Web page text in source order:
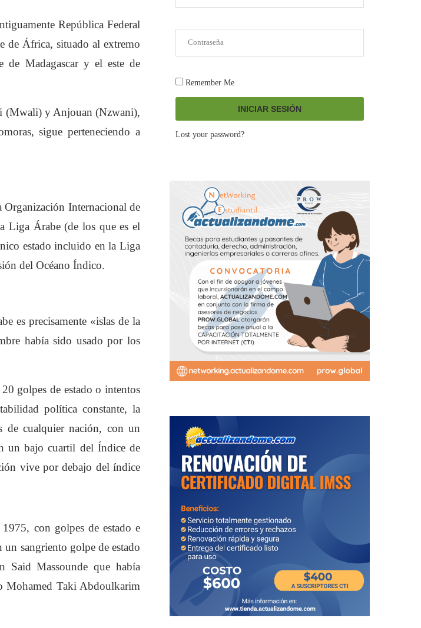
República Federal
de África, situado al extremo
de Madagascar y el este de
(Mwali) y Anjouan (Nzwani),
sigue perteneciendo a
Internacional de
Liga Árabe (de los que es el
estado incluido en la Liga
del Océano Índico.
es precisamente «islas de la
había sido usado por los
golpes de estado o intentos
política constante, la
de cualquier nación, con un
un bajo cuartil del Índice de
vive por debajo del índice
con golpes de estado e
sangriento golpe de estado
Said Massounde que había
Mohamed Taki Abdoulkarim
Remember Me
INICIAR SESIÓN
Lost your password?